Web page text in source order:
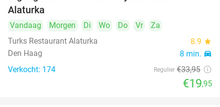
Alaturka
Vandaag Morgen Di Wo Do Vr
Za
Turks Restaurant Alaturka
8.9 star
Den Haag 8 min. directions_car
Verkocht: 174 Regulier €33,95
€19,95